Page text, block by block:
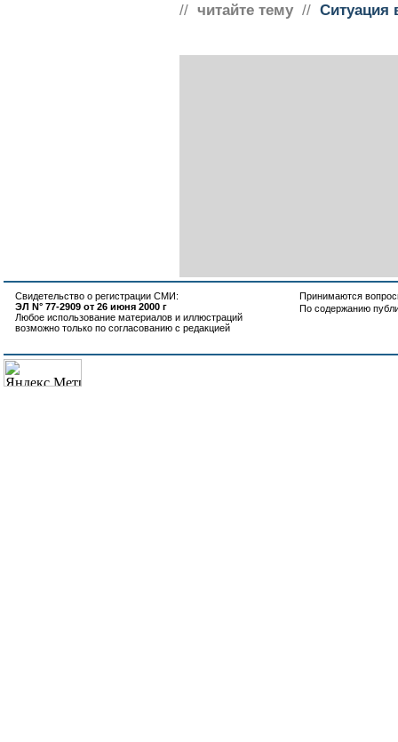
// читайте тему // Ситуация
Свидетельство о регистрации СМИ:
ЭЛ N° 77-2909 от 26 июня 2000 г
Любое использование материалов и иллюстраций
возможно только по согласованию с редакцией
Принимаются
По содержанию